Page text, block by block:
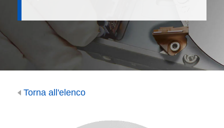
Torna all'elenco